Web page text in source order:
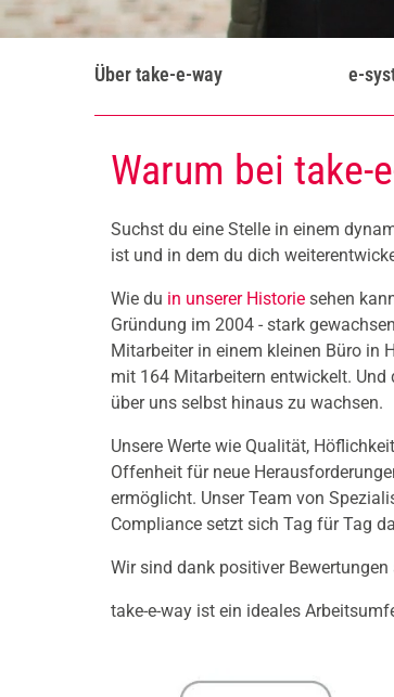
Über take-e-way e-
Warum bei take-
Suchst du eine Stelle in einem
ist und in dem du dich
Wie du in unserer Historie sehen
Gründung im 2004 - stark
Mitarbeiter in einem kleinen Büro in
mit 164 Mitarbeitern entwickelt.
über uns selbst hinaus zu wachsen.
Unsere Werte wie Qualität,
Offenheit für neue
ermöglicht. Unser Team von
Compliance setzt sich Tag für Tag
Wir sind dank positiver
take-e-way ist ein ideales